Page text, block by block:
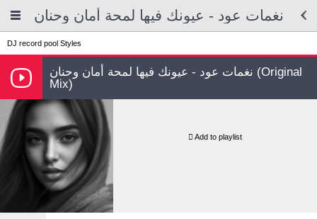
نغمات عود - عيونك فيها لمحة أمان وحنان
DJ record pool Styles
نغمات عود - عيونك فيها لمحة أمان وحنان (Original
Mix)
Add to playlist